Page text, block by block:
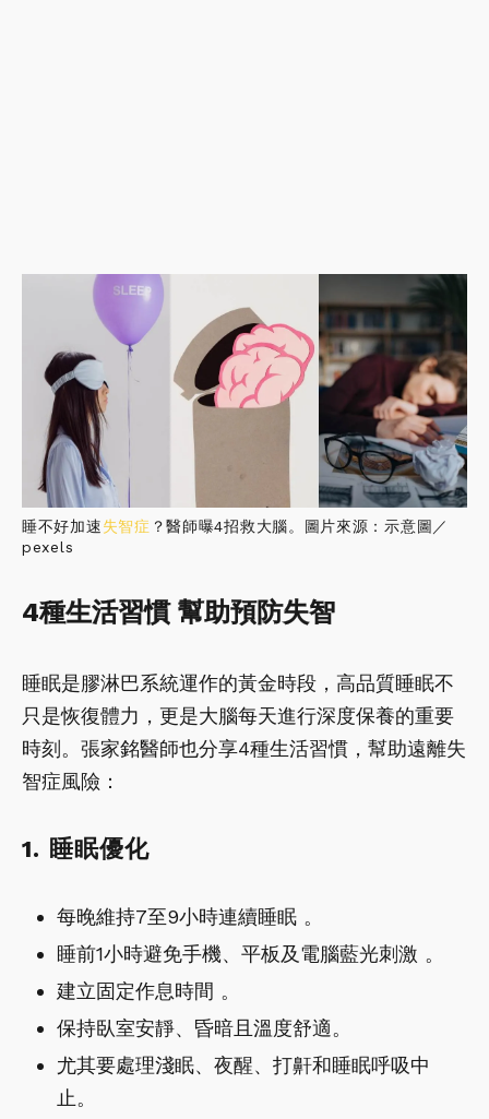
睡不好加速失智症 ？醫師曝4招救大腦。圖片來源：示意圖／
pexels
4種生活習慣 幫助預防失智
睡眠是膠淋巴系統運作的黃金時段，高品質睡眠不
只是恢復體力，更是大腦每天進行深度保養的重要
時刻。張家銘醫師也分享4種生活習慣，幫助遠離失
智症風險：
1. 睡眠優化
每晚維持7至9小時連續睡眠 。
睡前1小時避免手機、平板及電腦藍光刺激 。
建立固定作息時間 。
保持臥室安靜、昏暗且溫度舒適。
尤其要處理淺眠、夜醒、打鼾和睡眠呼吸中
止。